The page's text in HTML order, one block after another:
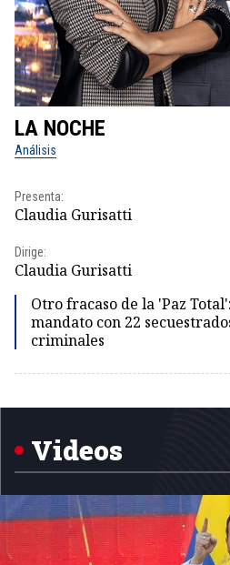
LA NOCHE
Análisis
Presenta:
Claudia Gurisatti
Dirige:
Claudia Gurisatti
Otro fracaso de la 'Paz
mandato con 22
criminales
1
Videos